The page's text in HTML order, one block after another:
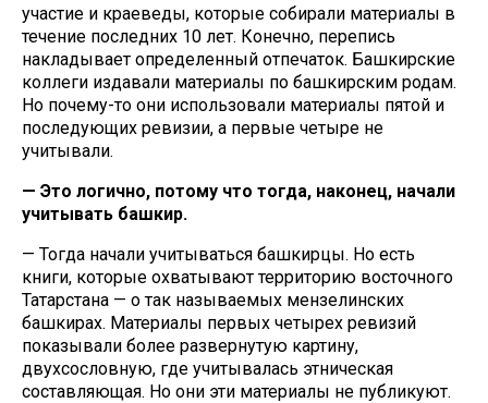
участие и краеведы, которые собирали материалы в
течение последних 10 лет. Конечно, перепись
накладывает определенный отпечаток. Башкирские
коллеги издавали материалы по башкирским родам.
Но почему-то они использовали материалы пятой и
последующих ревизии, а первые четыре не
учитывали.
— Это логично, потому что тогда, наконец, начали
учитывать башкир.
— Тогда начали учитываться башкирцы. Но есть
книги, которые охватывают территорию восточного
Татарстана — о так называемых мензелинских
башкирах. Материалы первых четырех ревизий
показывали более развернутую картину,
двухсословную, где учитывалась этническая
составляющая. Но они эти материалы не публикуют.